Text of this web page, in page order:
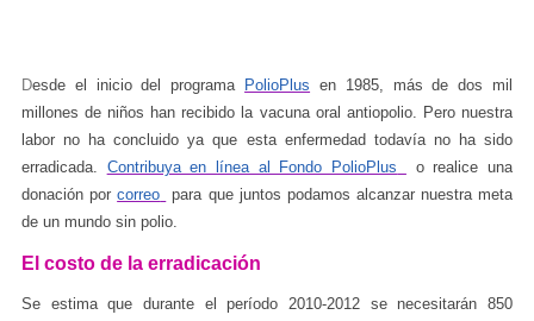
Desde el inicio del programa PolioPlus en 1985, más de dos mil
millones de niños han recibido la vacuna oral antiopolio. Pero nuestra
labor no ha concluido ya que esta enfermedad todavía no ha sido
erradicada. Contribuya en línea al Fondo PolioPlus
o realice una
donación porcorreo
para que juntos podamos alcanzar nuestra meta
de un mundo sin polio.
El costo de la erradicación
Se estima que durante el período 2010-2012 se necesitarán 850